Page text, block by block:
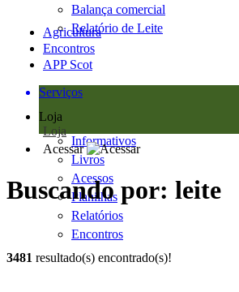
Balança comercial
Relatório de Leite
Agricultura
Encontros
APP Scot
Serviços
Loja
Loja
Informativos
Livros
Acessos
Planilhas
Relatórios
Encontros
Acessar
Buscando por: leite
3481 resultado(s) encontrado(s)!